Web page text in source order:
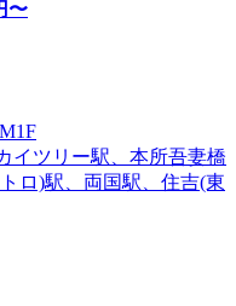
〜
イツリー駅、本所吾妻橋
ロ)駅、両国駅、住吉(東